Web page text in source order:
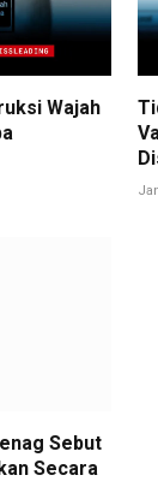
Wajah
Sebut
Secara